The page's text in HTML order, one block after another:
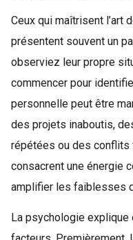
Ceux qui maîtrisent l’art
présentent souvent un
observiez leur propre
commencer pour
personnelle peut être
des projets inaboutis,
répétées ou des conflits
consacrent une énergie
amplifier les faiblesses
La psychologie explique